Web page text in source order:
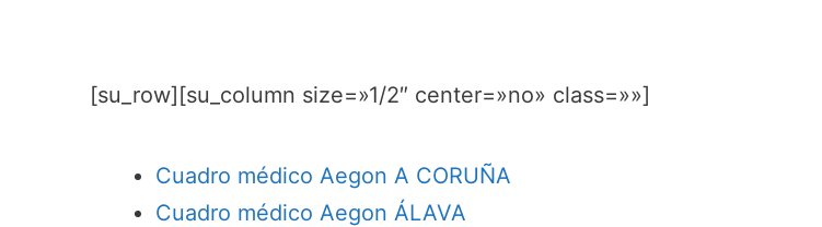
[su_row][su_column size=»1/2″ center=»no» class=»»]
Cuadro médico Aegon A CORUÑA
Cuadro médico Aegon ÁLAVA